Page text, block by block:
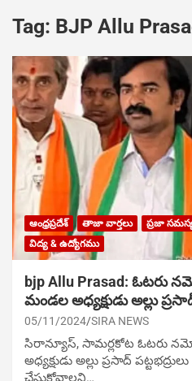
Tag: BJP Allu
ఆంధ్రప్రదేశ్ తాజా వార్తలు ప్రజా
విద్య & ఉద్యోగము
bjp Allu Prasad: ఓట‌రు
మండల అధ్యక్షుడు అల్లు
05/11/2024 SIRA NEWS
సిరాన్యూస్, సామర్లకోట‌ ఓట‌రు
అధ్యక్షుడు అల్లు ప్రసాద్
చేసుకోవాల‌ని…